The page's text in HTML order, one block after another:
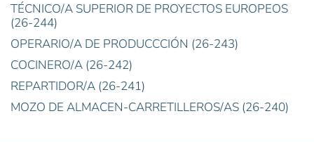
TÉCNICO/A SUPERIOR DE PROYECTOS EUROPEOS
(26-244)
OPERARIO/A DE PRODUCCCIÓN (26-243)
COCINERO/A (26-242)
REPARTIDOR/A (26-241)
MOZO DE ALMACEN-CARRETILLEROS/AS (26-240)